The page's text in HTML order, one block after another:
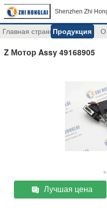
Shenzhen Zhi
Главная страницаПродукция О
Z Мотор Assy 49168905
Лучшая цена